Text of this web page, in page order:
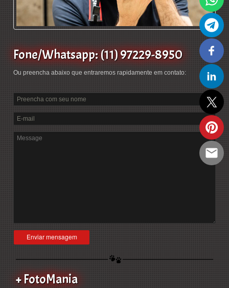
Fone/Whatsapp: (11) 97229-8950
Ou preencha abaixo que entraremos rapidamente em contato:
+ FotoMania